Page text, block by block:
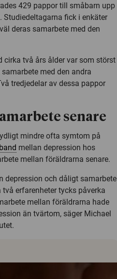
429 pappor till småbarn upp
Studiedeltagarna fick i enkäter
deras samarbete med den
cirka två års ålder var som störst
med den andra
tredjedelar av dessa pappor
senare
mindre ofta symtom på
mellan depression hos
mellan föräldrarna senare.
depression och dåligt samarbete
erfarenheter tycks påverka
mellan föräldrarna hade
än tvärtom, säger Michael